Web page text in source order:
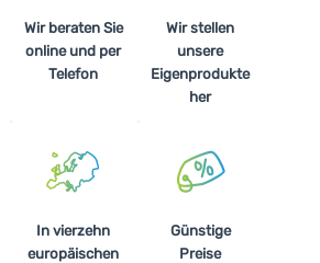
Wir beraten Sie
online und per
Telefon
Wir stellen
unsere
Eigenprodukte
her
In vierzehn
europäischen
Günstige
Preise